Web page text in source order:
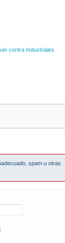
contra Industriales
spam u otras